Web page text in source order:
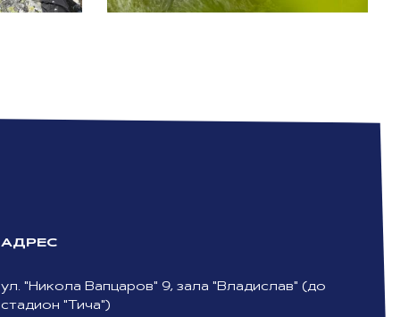
АДРЕС
ул. "Никола Вапцаров" 9, зала "Владислав" (до
стадион "Тича")